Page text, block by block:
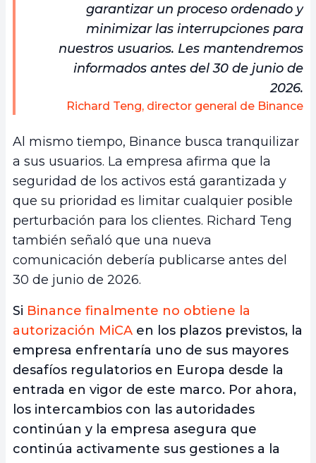
garantizar un proceso ordenado y
minimizar las interrupciones para
nuestros usuarios. Les mantendremos
informados antes del 30 de junio de
2026.
Richard Teng, director general de Binance
Al mismo tiempo, Binance busca tranquilizar
a sus usuarios. La empresa afirma que la
seguridad de los activos está garantizada y
que su prioridad es limitar cualquier posible
perturbación para los clientes. Richard Teng
también señaló que una nueva
comunicación debería publicarse antes del
30 de junio de 2026.
Si Binance finalmente no obtiene la
autorización MiCA en los plazos previstos, la
empresa enfrentaría uno de sus mayores
desafíos regulatorios en Europa desde la
entrada en vigor de este marco. Por ahora,
los intercambios con las autoridades
continúan y la empresa asegura que
continúa activamente sus gestiones a la